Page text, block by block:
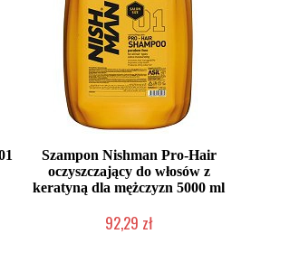
Szampon Nishman Pro-Hair
oczyszczający do włosów z
keratyną dla mężczyzn 5000 ml
92,29 zł